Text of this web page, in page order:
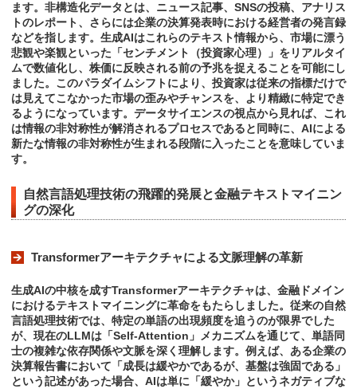
ます。非構造化データとは、ニュース記事、SNSの投稿、アナリス
トのレポート、さらには企業の決算発表時における経営者の発言録
などを指します。生成AIはこれらのテキスト情報から、市場に漂う
悲観や楽観といった「センチメント（投資家心理）」をリアルタイ
ムで数値化し、株価に反映される前の予兆を捉えることを可能にし
ました。このパラダイムシフトにより、投資家は従来の指標だけで
は見えてこなかった市場の歪みやチャンスを、より精緻に特定でき
るようになっています。データサイエンスの視点から見れば、これ
は情報の非対称性が解消されるプロセスであると同時に、AIによる
新たな情報の非対称性が生まれる段階に入ったことを意味していま
す。
自然言語処理技術の飛躍的発展と金融テキストマイニン
グの深化
Transformerアーキテクチャによる文脈理解の革新
生成AIの中核を成すTransformerアーキテクチャは、金融ドメイン
におけるテキストマイニングに革命をもたらしました。従来の自然
言語処理技術では、特定の単語の出現頻度を追うのが限界でした
が、現在のLLMは「Self-Attention」メカニズムを通じて、単語同
士の複雑な依存関係や文脈を深く理解します。例えば、ある企業の
決算報告書において「成長は緩やかであるが、基盤は強固である」
という記述があった場合、AIは単に「緩やか」というネガティブな